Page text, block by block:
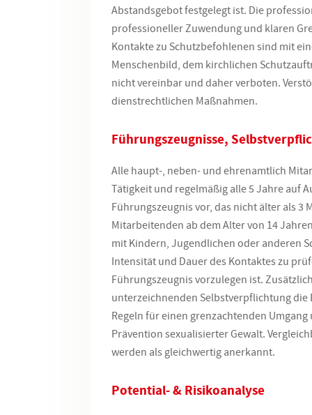
Abstandsgebot festgelegt ist. Die
professioneller Zuwendung und klaren
Kontakte zu Schutzbefohlenen sind mit
Menschenbild, dem kirchlichen
nicht vereinbar und daher verboten.
dienstrechtlichen Maßnahmen.
Führungszeugnisse,
Alle haupt-, neben- und ehrenamtlich
Tätigkeit und regelmäßig alle 5 Jahre auf
Führungszeugnis vor, das nicht älter als 3
Mitarbeitenden ab dem Alter von 14
mit Kindern, Jugendlichen oder anderen
Intensität und Dauer des Kontaktes zu
Führungszeugnis vorzulegen ist.
unterzeichnenden Selbstverpflichtung die
Regeln für einen grenzachtenden
Prävention sexualisierter Gewalt.
werden als gleichwertig anerkannt.
Potential- & Risikoanalyse